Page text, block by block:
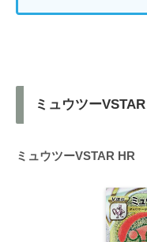
ミュウツー
ミュウツーVSTAR HR